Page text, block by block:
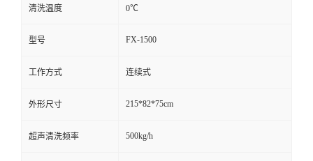
清洗温度 0℃
型号 FX-1500
工作方式 连续式
外形尺寸 215*82*75cm
超声清洗频率 500kg/h